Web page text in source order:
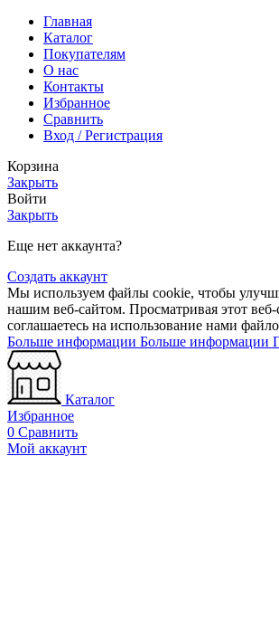
Главная
Каталог
Покупателям
О нас
Контакты
Избранное
Сравнить
Вход / Регистрация
Корзина
Закрыть
Войти
Закрыть
Еще нет аккаунта?
Создать аккаунт
Мы используем файлы cookie, чтобы
нашим веб-сайтом. Просматривая этот
соглашаетесь на использование нами
Больше информации Больше информации
Каталог
Избранное
0 Сравнить
Мой аккаунт